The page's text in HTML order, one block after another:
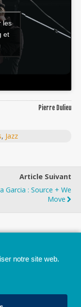
les
et
Pierre Dulieu
, Jazz
Article Suivant
Garcia : Source + We
Move
notre site web.